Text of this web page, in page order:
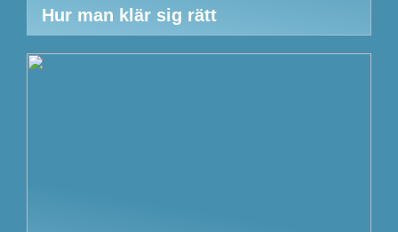
Hur man klär sig rätt